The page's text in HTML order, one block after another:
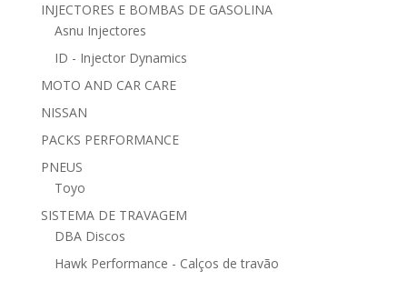
INJECTORES E BOMBAS DE GASOLINA
Asnu Injectores
ID - Injector Dynamics
MOTO AND CAR CARE
NISSAN
PACKS PERFORMANCE
PNEUS
Toyo
SISTEMA DE TRAVAGEM
DBA Discos
Hawk Performance - Calços de travão